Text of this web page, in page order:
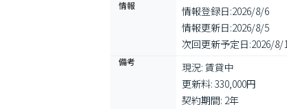
情報 情報登録日:2026/8/6
情報更新日:2026/8/5
次回更新予定日:2026/8/
備考
現況: 賃貸中
更新料: 330,000円
契約期間: 2年